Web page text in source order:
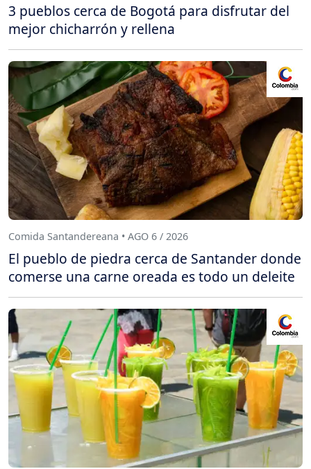
3 pueblos cerca de Bogotá para disfrutar del
mejor chicharrón y rellena
Comida Santandereana • AGO 6 / 2026
El pueblo de piedra cerca de Santander donde
comerse una carne oreada es todo un deleite